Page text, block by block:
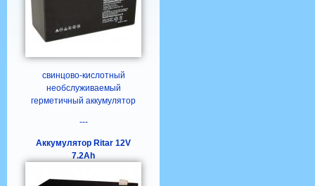
свинцово-кислотный
необслуживаемый
герметичный аккумулятор
---
Аккумулятор Ritar 12V
7.2Ah